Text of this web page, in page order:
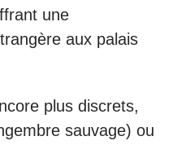
une
aux palais
plus discrets,
sauvage) ou